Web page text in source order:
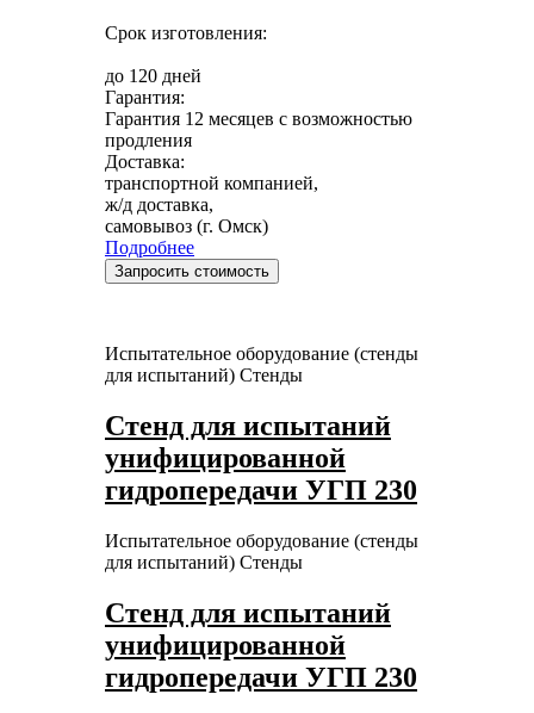
Срок изготовления:
до 120 дней
Гарантия:
Гарантия 12 месяцев с возможностью
продления
Доставка:
транспортной компанией,
ж/д доставка,
самовывоз (г. Омск)
Подробнее
Запросить стоимость
Испытательное оборудование (стенды
для испытаний) Стенды
Стенд для испытаний
унифицированной
гидропередачи УГП 230
Испытательное оборудование (стенды
для испытаний) Стенды
Стенд для испытаний
унифицированной
гидропередачи УГП 230